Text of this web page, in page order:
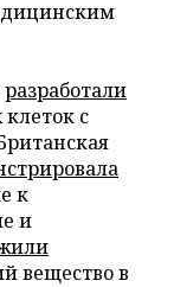
разработали
с
к
и
вещество в